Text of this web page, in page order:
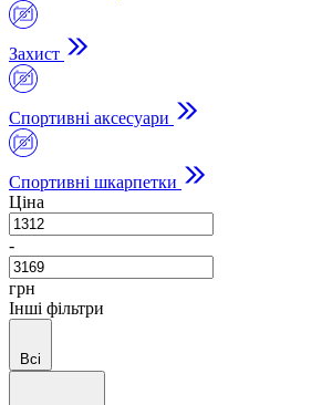
Захист
Спортивні аксесуари
Спортивні шкарпетки
Ціна
-
грн
Інші фільтри
Всі